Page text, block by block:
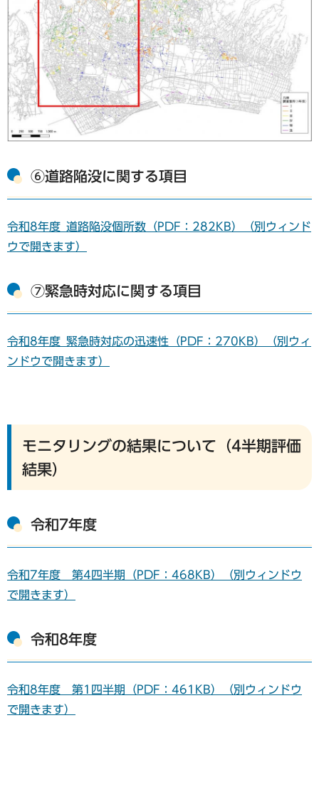
⑥道路陥没に関する項目
令和8年度_道路陥没個所数（PDF：282KB）（別ウィンド
ウで開きます）
⑦緊急時対応に関する項目
令和8年度_緊急時対応の迅速性（PDF：270KB）（別ウィ
ンドウで開きます）
モニタリングの結果について（4半期評価
結果）
令和7年度
令和7年度 第4四半期（PDF：468KB）（別ウィンドウ
で開きます）
令和8年度
令和8年度 第1四半期（PDF：461KB）（別ウィンドウ
で開きます）